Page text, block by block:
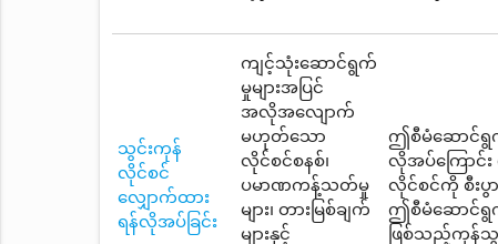
သွင်းကုန်
လိုင်စင်
လျှောက်ထား
ရန်လိုအပ်ခြင်း
ကျင့်သုံးဆောင်ရွက်
မှုများအပြင်
အလိုအလျောက်
မဟုတ်သော
လိုင်စင်စနစ်၊
ပမာဏကန့်သတ်မှု
များ၊ တားမြစ်ချက်
များနှင့်
ဤစီမံဆောင်ရွ
လိုအပ်ကြောင်
လိုင်စင်ကို စီးပွာ
ဤစီမံဆောင်ရွ
ဖြစ်သည့်ကုန်သွ